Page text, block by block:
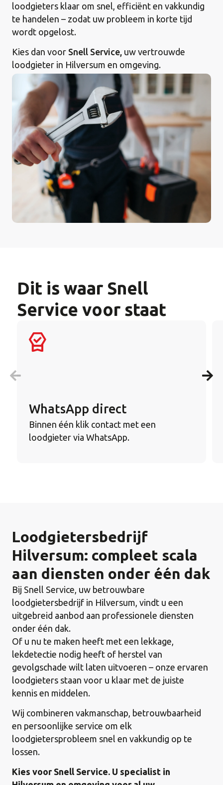
loodgieters klaar om snel, efficiënt en vakkundig
te handelen – zodat uw probleem in korte tijd
wordt opgelost.
Kies dan voor Snell Service, uw vertrouwde
loodgieter in Hilversum en omgeving.
Dit is waar Snell
Service voor staat
WhatsApp direct
Binnen één klik contact met een
loodgieter via WhatsApp.
Loodgietersbedrijf
Hilversum: compleet scala
aan diensten onder één dak
Bij Snell Service, uw betrouwbare
loodgietersbedrijf in Hilversum, vindt u een
uitgebreid aanbod aan professionele diensten
onder één dak.
Of u nu te maken heeft met een lekkage,
lekdetectie nodig heeft of herstel van
gevolgschade wilt laten uitvoeren – onze ervaren
loodgieters staan voor u klaar met de juiste
kennis en middelen.
Wij combineren vakmanschap, betrouwbaarheid
en persoonlijke service om elk
loodgietersprobleem snel en vakkundig op te
lossen.
Kies voor Snell Service. U specialist in